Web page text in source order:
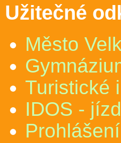
Užitečné
Město
Turistické
IDOS -